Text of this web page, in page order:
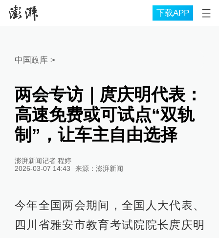
下载APP
中国政库 >
两会专访｜庹庆明代表：
高速免费或可试点“双轨
制”，让车主自由选择
澎湃新闻记者 程婷
2026-03-07 14:43
来源： 澎湃新闻
今年全国两会期间，全国人大代表、
四川省雅安市教育考试院院长庹庆明